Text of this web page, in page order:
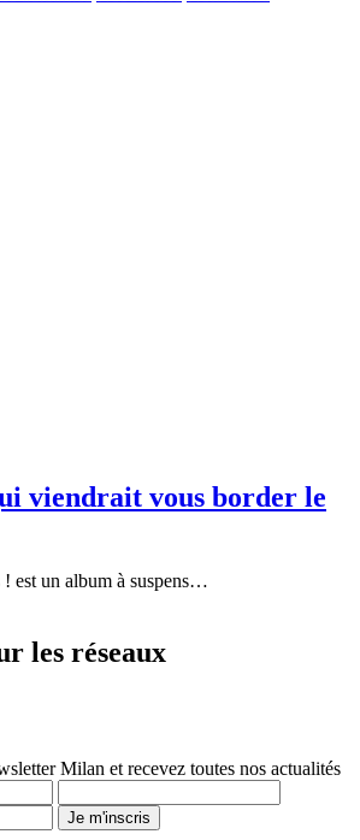
viendrait vous border le
est un album à suspens…
les réseaux
Milan et recevez toutes nos actualités
Je m'inscris